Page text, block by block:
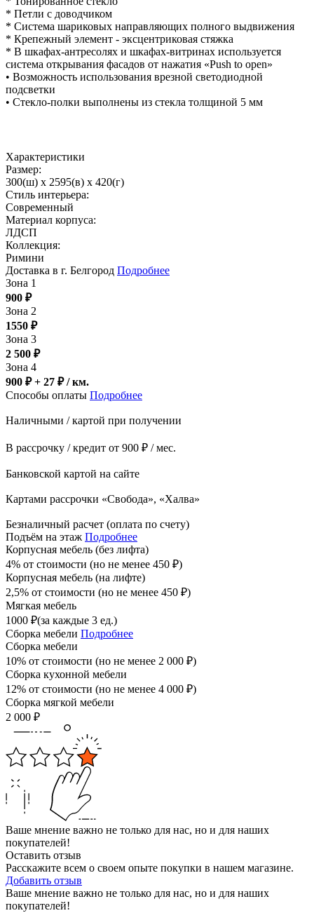
* Петли с доводчиком
* Система шариковых направляющих полного выдвижения
* Крепежный элемент - эксцентриковая стяжка
* В шкафах-антресолях и шкафах-витринах используется
система открывания фасадов от нажатия «Push to open»
• Возможность использования врезной светодиодной
подсветки
• Стекло-полки выполнены из стекла толщиной 5 мм
Характеристики
Размер:
300(ш) x 2595(в) x 420(г)
Стиль интерьера:
Современный
Материал корпуса:
ЛДСП
Коллекция:
Римини
Доставка в г. Белгород Подробнее
Зона 1
900 ₽
Зона 2
1550 ₽
Зона 3
2 500 ₽
Зона 4
900 ₽ + 27 ₽/ км.
Способы оплаты Подробнее
Наличными / картой при получении
В рассрочку / кредит от 900 ₽ / мес.
Банковской картой на сайте
Картами рассрочки «Свобода», «Халва»
Безналичный расчет (оплата по счету)
Подъём на этаж Подробнее
Корпусная мебель (без лифта)
4% от стоимости (но не менее 450 ₽)
Корпусная мебель (на лифте)
2,5% от стоимости (но не менее 450 ₽)
Мягкая мебель
1000 ₽(за каждые 3 ед.)
Сборка мебели Подробнее
Сборка мебели
10% от стоимости (но не менее 2 000 ₽)
Сборка кухонной мебели
12% от стоимости (но не менее 4 000 ₽)
Сборка мягкой мебели
2 000 ₽
Ваше мнение важно не только для нас, но и для наших
покупателей!
Оставить отзыв
Расскажите всем о своем опыте покупки в нашем магазине.
Добавить отзыв
Ваше мнение важно не только для нас, но и для наших
покупателей!